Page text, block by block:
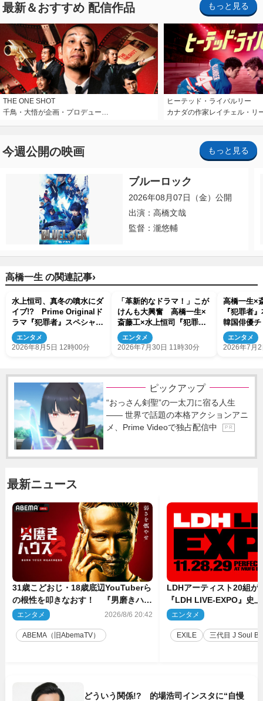
最新＆おすすめ 配信作品 もっと見る
THE ONE SHOT
千鳥・大悟が企画・プロデュー…
ヒーテッド・ライバルリー
カナダの作家レイチェル・リ
今週公開の映画 もっと見る
ブルーロック
2026年08月07日（金）公開
出演：高橋文哉
監督：瀧悠輔
高橋一生 の関連記事›
水上恒司、真冬の噴水にダ
イブ!? Prime Originalド
ラマ『犯罪者』スペシャル
メイキング映像が公開
エンタメ
2026年8月5日 12時00分
「革新的なドラマ！」こが
けんも大興奮 高橋一生×
斎藤工×水上恒司『犯罪
者』ビハインドトーク映像
解禁
エンタメ
2026年7月30日 11時30分
高橋一生×
『犯罪者
韓国俳優
演も決定
エンタメ
2026年7月
ピックアップ
“おっさん剣聖”の一太刀に宿る人生
―― 世界で話題の本格アクションアニ
メ、Prime Videoで独占配信中
P R
最新ニュース
31歳こどおじ・18歳底辺YouTuberら
の根性を叩きなおす！ 『男磨きハウ
ス』第2弾コーチ陣発表
エンタメ 2026/8/6 20:42
ABEMA（旧AbemaTV）
LDHアーティスト20組
『LDH LIVE‐EXPO』史
技場で開催決定
エンタメ
EXILE 三代目 J Soul
どういう関係!? 的場浩司インスタに“自慢